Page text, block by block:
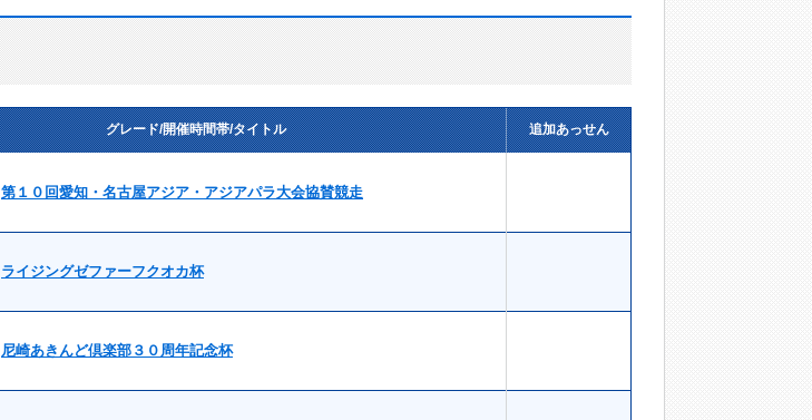
グレード/開催時間帯/タイトル 追加あっせん
第１０回愛知・名古屋アジア・アジアパラ大会協賛競走
ライジングゼファーフクオカ杯
尼崎あきんど倶楽部３０周年記念杯